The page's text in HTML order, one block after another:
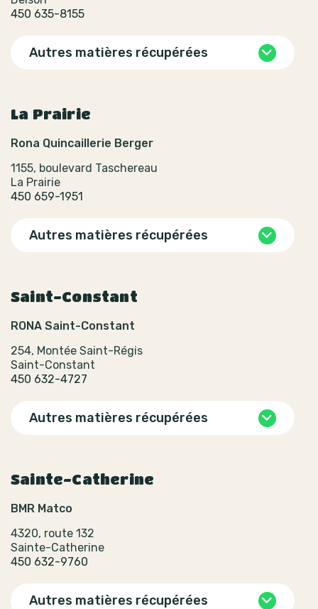
450 635-8155
Autres matières récupérées
La Prairie
Rona Quincaillerie Berger
1155, boulevard Taschereau
La Prairie
450 659-1951
Autres matières récupérées
Saint-Constant
RONA Saint-Constant
254, Montée Saint-Régis
Saint-Constant
450 632-4727
Autres matières récupérées
Sainte-Catherine
BMR Matco
4320, route 132
Sainte-Catherine
450 632-9760
Autres matières récupérées